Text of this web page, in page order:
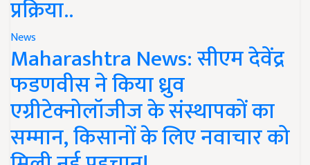
प्रक्रिया..
News
Maharashtra News: सीएम देवेंद्र
फडणवीस ने किया ध्रुव
एग्रीटेक्नोलॉजीज के संस्थापकों का
सम्मान, किसानों के लिए नवाचार को